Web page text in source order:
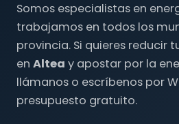
Somos especialistas en
trabajamos en todos los
provincia. Si quieres reducir
en Altea y apostar por la
llámanos o escríbenos por
presupuesto gratuito.